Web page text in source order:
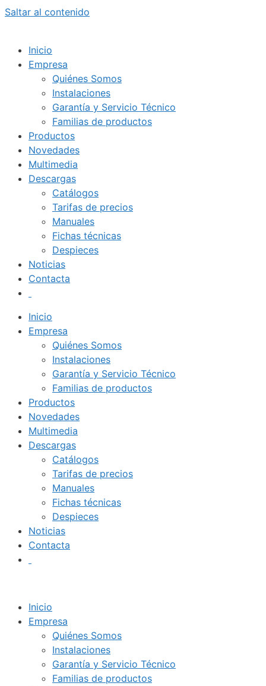
Saltar al contenido
Inicio
Empresa
Quiénes Somos
Instalaciones
Garantía y Servicio Técnico
Familias de productos
Productos
Novedades
Multimedia
Descargas
Catálogos
Tarifas de precios
Manuales
Fichas técnicas
Despieces
Noticias
Contacta
Inicio
Empresa
Quiénes Somos
Instalaciones
Garantía y Servicio Técnico
Familias de productos
Productos
Novedades
Multimedia
Descargas
Catálogos
Tarifas de precios
Manuales
Fichas técnicas
Despieces
Noticias
Contacta
Inicio
Empresa
Quiénes Somos
Instalaciones
Garantía y Servicio Técnico
Familias de productos